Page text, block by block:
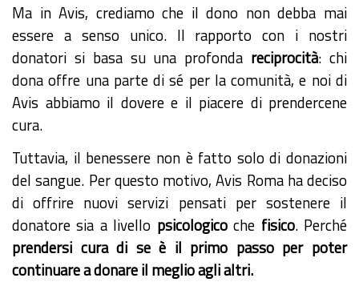
Ma in Avis, crediamo che il dono non debba mai
essere a senso unico. Il rapporto con i nostri
donatori si basa su una profonda reciprocità: chi
dona offre una parte di sé per la comunità, e noi di
Avis abbiamo il dovere e il piacere di prendercene
cura.
Tuttavia, il benessere non è fatto solo di donazioni
del sangue. Per questo motivo, Avis Roma ha deciso
di offrire nuovi servizi pensati per sostenere il
donatore sia a livello psicologicoche fisico. Perché
prendersi cura di se è il primo passo per poter
continuare a donare il meglio agli altri.